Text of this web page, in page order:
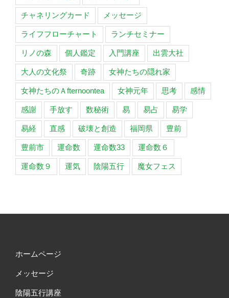
チャネリングカード メッセージ
ライフフローチャート ランチセミナー
リノの森 個人鑑定 入門講座 出雲大社
大人の文化祭 奇跡 女神たちの隠れ家
女神たちのＡfternoontea 女神元年 思考 感情
感謝 手放す 数秘術 易 易占 易学
易経 直感 破壊と創造 福岡県 豊前
豊前市 運命数 運命数33 運命数６
運命数９ 運気 陰陽五行 魔女フェス
ホームページ
メッセージ
陰陽五行講座